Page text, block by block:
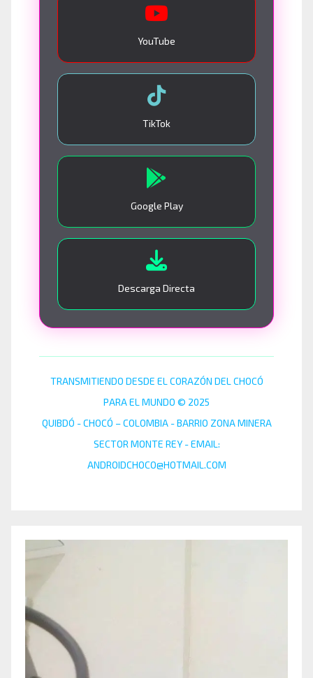
YouTube
TikTok
Google Play
Descarga Directa
TRANSMITIENDO DESDE EL CORAZÓN DEL CHOCÓ
PARA EL MUNDO © 2025
QUIBDÓ - CHOCÓ – COLOMBIA - BARRIO ZONA MINERA
SECTOR MONTE REY - EMAIL:
ANDROIDCHOCO@HOTMAIL.COM